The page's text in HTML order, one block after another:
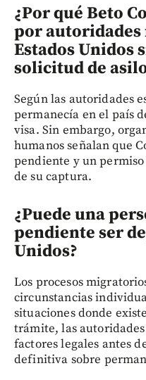
¿Por qué Beto
por
Estados Unidos
solicitud de
Según las autoridades
permanecía en el país
visa. Sin embargo,
humanos señalan que
pendiente y un
de su captura.
¿Puede una
pendiente ser
Unidos?
Los procesos
circunstancias
situaciones donde
trámite, las
factores legales antes
definitiva sobre